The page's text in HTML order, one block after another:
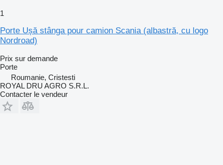
1
Porte Ușă stânga pour camion Scania (albastră, cu logo
Nordroad)
Prix sur demande
Porte
Roumanie, Cristesti
ROYAL DRU AGRO S.R.L.
Contacter le vendeur